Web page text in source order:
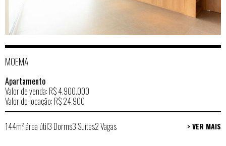
MOEMA
Apartamento
Valor de venda: R$ 4.900.000
Valor de locação: R$ 24.900
144m² área útil3 Dorms3 Suítes2 Vagas > VER MAIS